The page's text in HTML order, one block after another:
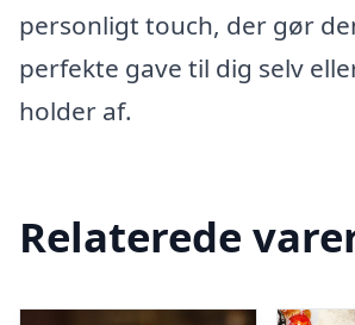
personligt touch, der gør
perfekte gave til dig selv
holder af.
Relaterede